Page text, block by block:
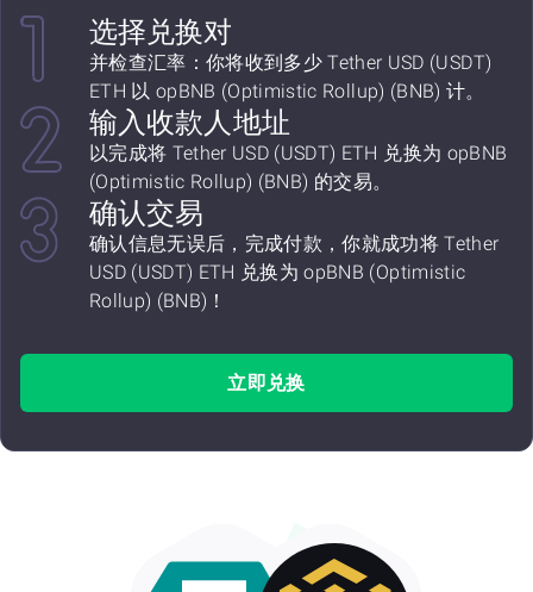
选择兑换对
并检查汇率：你将收到多少 Tether USD (USDT)
ETH 以 opBNB (Optimistic Rollup) (BNB) 计。
输入收款人地址
以完成将 Tether USD (USDT) ETH 兑换为 opBNB
(Optimistic Rollup) (BNB) 的交易。
确认交易
确认信息无误后，完成付款，你就成功将 Tether
USD (USDT) ETH 兑换为 opBNB (Optimistic
Rollup) (BNB)！
立即兑换